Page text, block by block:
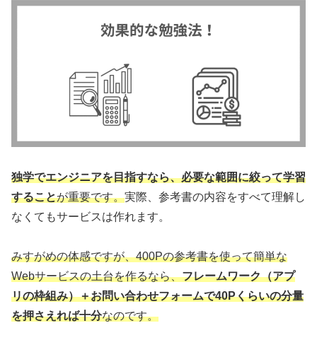
独学でエンジニアを目指すなら、必要な範囲に絞って学習
することが重要です。実際、参考書の内容をすべて理解し
なくてもサービスは作れます。
みすがめの体感ですが、400Pの参考書を使って簡単な
Webサービスの土台を作るなら、フレームワーク（アプ
リの枠組み）＋お問い合わせフォームで40Pくらいの分量
を押さえれば十分なのです。